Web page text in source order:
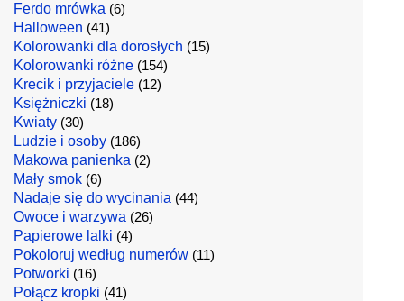
Ferdo mrówka (6)
Halloween (41)
Kolorowanki dla dorosłych (15)
Kolorowanki różne (154)
Krecik i przyjaciele (12)
Księżniczki (18)
Kwiaty (30)
Ludzie i osoby (186)
Makowa panienka (2)
Mały smok (6)
Nadaje się do wycinania (44)
Owoce i warzywa (26)
Papierowe lalki (4)
Pokoloruj według numerów (11)
Potworki (16)
Połącz kropki (41)